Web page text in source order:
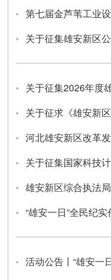
第七届金芦苇工业
“雄安一日”全民纪